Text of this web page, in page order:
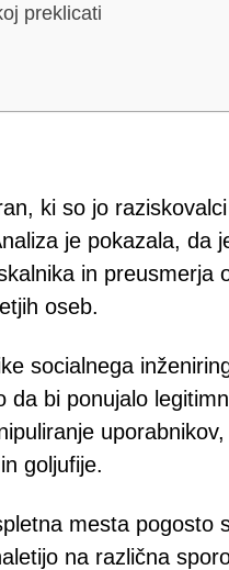
preklicati
ki so jo
je pokazala, da
in preusmerja
oseb.
socialnega
bi ponujalo
goljufije.
mesta pogosto
na različna